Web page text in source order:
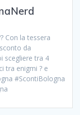
Con la tessera
da
scegliere tra 4
tra enigmi ? e
#ScontiBologna